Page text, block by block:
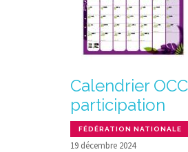
Calendrier
participation
FÉDÉRATION NATIONALE
19 décembre 2024